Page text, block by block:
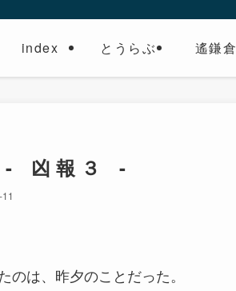
index とうらぶ 遙鎌倉
- 凶 報 ３ -
のは、昨夕のことだった。